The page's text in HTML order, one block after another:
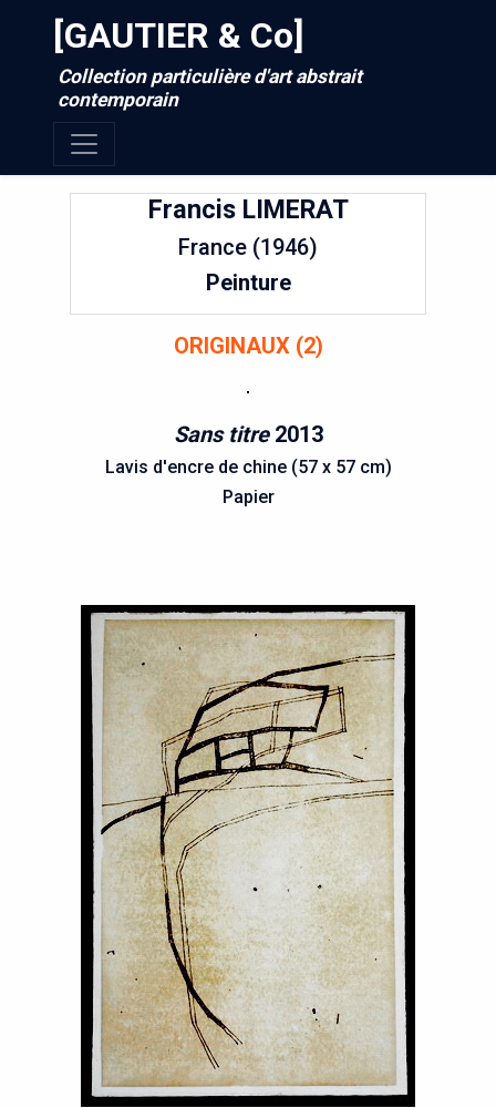
[GAUTIER & Co]
Collection particulière d'art abstrait
contemporain
Francis LIMERAT
France (1946)
Peinture
ORIGINAUX (2)
Sans titre2013
Lavis d'encre de chine (57 x 57 cm)
Papier